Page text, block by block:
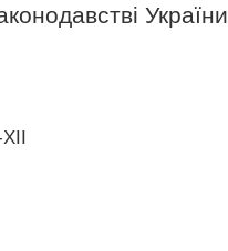
України